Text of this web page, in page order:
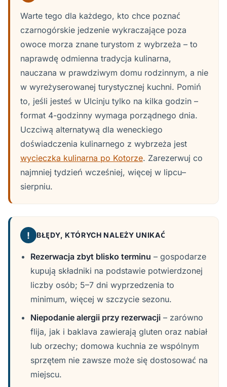
Warte tego dla każdego, kto chce poznać
czarnogórskie jedzenie wykraczające poza
owoce morza znane turystom z wybrzeża – to
naprawdę odmienna tradycja kulinarna,
nauczana w prawdziwym domu rodzinnym, a nie
w wyreżyserowanej turystycznej kuchni. Pomiń
to, jeśli jesteś w Ulcinju tylko na kilka godzin –
format 4-godzinny wymaga porządnego dnia.
Uczciwą alternatywą dla weneckiego
doświadczenia kulinarnego z wybrzeża jest
wycieczka kulinarna po Kotorze. Zarezerwuj co
najmniej tydzień wcześniej, więcej w lipcu–
sierpniu.
! BŁĘDY, KTÓRYCH NALEŻY UNIKAĆ
Rezerwacja zbyt blisko terminu – gospodarze
kupują składniki na podstawie potwierdzonej
liczby osób; 5–7 dni wyprzedzenia to
minimum, więcej w szczycie sezonu.
Niepodanie alergii przy rezerwacji – zarówno
flija, jak i baklava zawierają gluten oraz nabiał
lub orzechy; domowa kuchnia ze wspólnym
sprzętem nie zawsze może się dostosować na
miejscu.